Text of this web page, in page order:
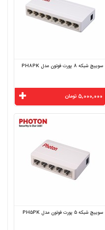
سوییچ شبکه 8 پورت فوتون مدل PH8PK
5,000,000 تومان
سوییچ شبکه 5 پورت فوتون مدل PH5PK